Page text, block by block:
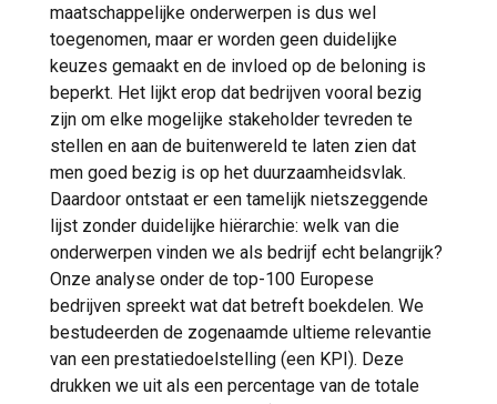
maatschappelijke onderwerpen is dus wel
toegenomen, maar er worden geen duidelijke
keuzes gemaakt en de invloed op de beloning is
beperkt. Het lijkt erop dat bedrijven vooral bezig
zijn om elke mogelijke stakeholder tevreden te
stellen en aan de buitenwereld te laten zien dat
men goed bezig is op het duurzaamheidsvlak.
Daardoor ontstaat er een tamelijk nietszeggende
lijst zonder duidelijke hiërarchie: welk van die
onderwerpen vinden we als bedrijf echt belangrijk?
Onze analyse onder de top-100 Europese
bedrijven spreekt wat dat betreft boekdelen. We
bestudeerden de zogenaamde ultieme relevantie
van een prestatiedoelstelling (een KPI). Deze
drukken we uit als een percentage van de totale